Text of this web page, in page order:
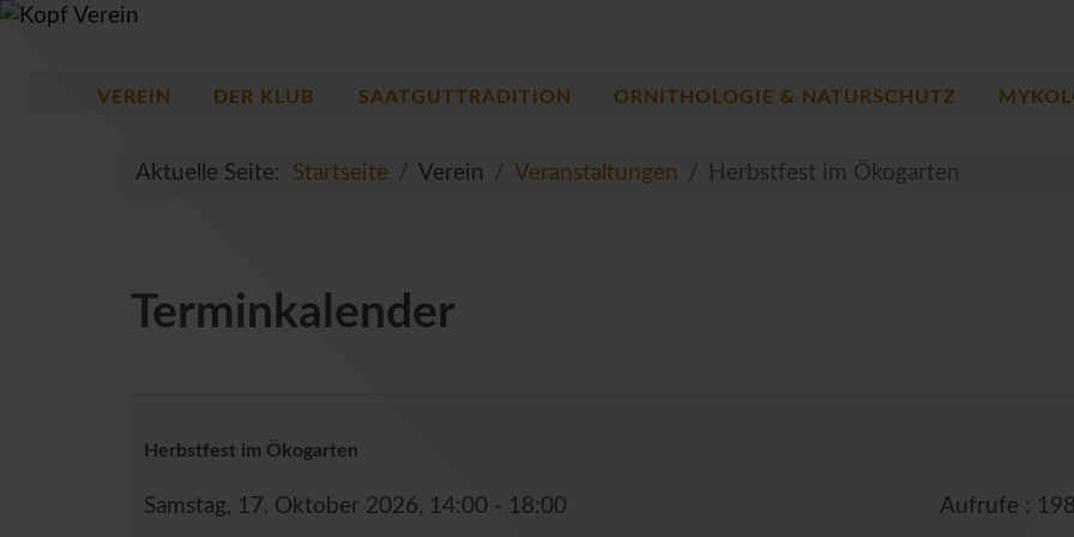
VEREIN DER KLUB SAATGUTTRADITION ORNITHOLOGIE & NATURSCHUTZ
Aktuelle Seite: Startseite Verein Veranstaltungen Herbstfest im Ökogarten
Terminkalender
Herbstfest im Ökogarten
Samstag, 17. Oktober 2026, 14:00 - 18:00 Aufrufe :